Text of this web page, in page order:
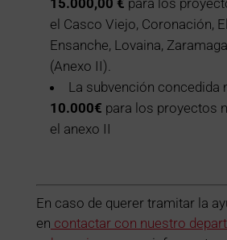
el Casco Viejo, Coronación,
Ensanche, Lovaina,
(Anexo II).
La subvención concedida
10.000€ para los proyectos
el anexo II
En caso de querer tramitar la
en contactar con nuestro